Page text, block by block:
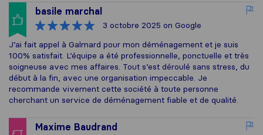
basile marchal
3 octobre 2025 on Google
J’ai fait appel à Galmard pour mon déménagement et je suis
100% satisfait. L’équipe a été professionnelle, ponctuelle et très
soigneuse avec mes affaires. Tout s’est déroulé sans stress, du
début à la fin, avec une organisation impeccable. Je
recommande vivement cette société à toute personne
cherchant un service de déménagement fiable et de qualité.
Maxime Baudrand